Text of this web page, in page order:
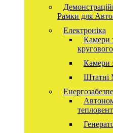
Рамки для
Електроніка
Камери
Камери
Штатні